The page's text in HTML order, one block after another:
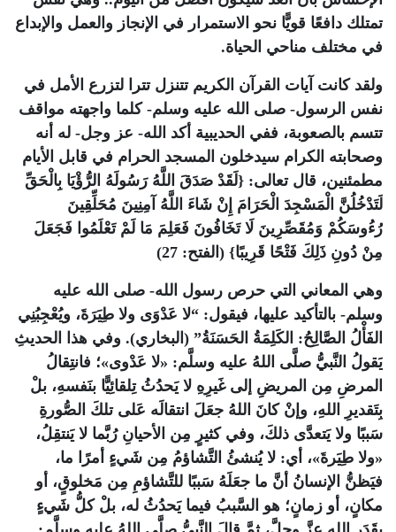
تمتلك دافعًا قويًّا نحو الاستمرار في الإنجاز والعمل والإبداع
في مختلف مناحي الحياة.
ولقد كانت آيات القرآن الكريم تتنزل تترا لتزرع الأمل في
نفس الرسول- صلى الله عليه وسلم- كلما واجهته مواقف
تتسم بالصعوبة، ففي الحديبية أكد الله- عز وجل- له أنه
وصحابته الكرام سيدخلون المسجد الحرام في قابل الأيام
مطمئنين، قال تعالى: {لَقَدْ صَدَقَ اللَّهُ رَسُولَهُ الرُّؤْيَا بِالْحَقِّ
لَتَدْخُلُنَّ الْمَسْجِدَ الْحَرَامَ إِنْ شَاءَ اللَّهُ آمِنِينَ مُحَلِّقِينَ
رُءُوسَكُمْ وَمُقَصِّرِينَ لَا تَخَافُونَ فَعَلِمَ مَا لَمْ تَعْلَمُوا فَجَعَلَ
مِنْ دُونِ ذَلِكَ فَتْحًا قَرِيبًا} (الفتح: 27)
وهي المعاني التي حرص رسول الله- صلى الله عليه
وسلم- بالتأكيد عليها، فيقول: “لا عَدْوَى ولا طِيَرَةَ، ويُعْجِبُنِي
الفَأْلُ الصَّالِحُ: الكَلِمَةُ الحَسَنَةُ” (البخاري). وفي هذا الحديثِ
يَقولُ النَّبيُّ صلَّى اللهُ عليه وسلَّم: «لا عَدْوى»؛ فانتِقالُ
المرضِ مِن المريضِ إلى غَيرِهِ لا يَحدُثُ تِلقائِيًّا بنَفسهِ، بلْ
بِتَقديرِ اللهِ، وإنْ كانَ اللهُ جعَلَ انتقالَه عَلى تلكَ الصُّورةِ
سَببًا ولا يَتعدَّى ذلكَ، وفي كثيرٍ مِن الأحيانِ رُبَّما لا يَنتقِلُ،
«ولا طِيَرةَ»، أي: لا يُنشئُ التَّشاؤمُ مِن شَيءٍ أمرًا ما،
فيَظنُّ الإنسانُ أنَّ ما جعَلَهُ سَببًا للتَّشاؤمِ مِن مَخلوقٍ، أو
مكانٍ، أو زمانٍ؛ هو السَّببُ فيما يَحدُثُ له، بلْ كلُّ شَيءٍ